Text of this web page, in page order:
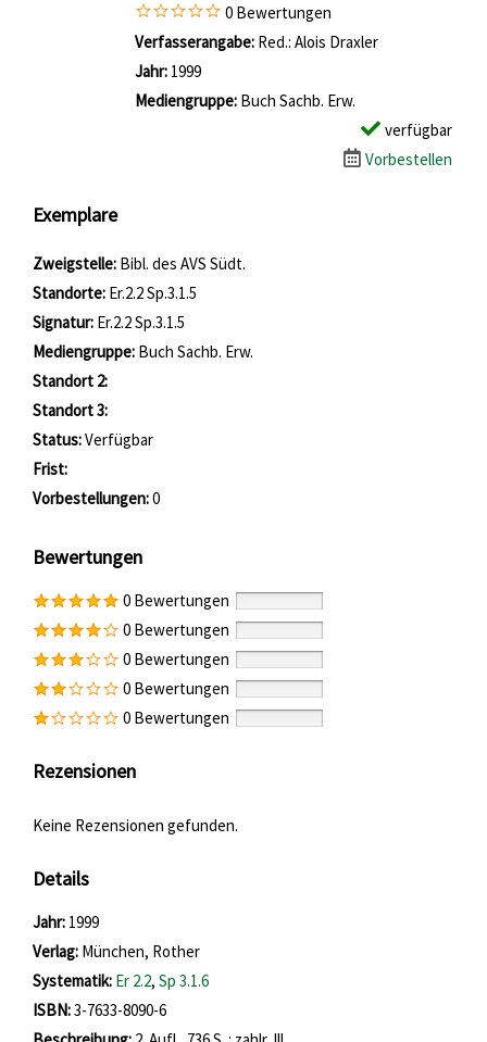
0 Bewertungen
Suche nach diesem Verfasser
Verfasserangabe: Red.: Alois Draxler
Jahr: 1999
Mediengruppe: Buch Sachb. Erw.
verfügbar
Vorbestellen
Exemplare
Zweigstelle: Bibl. des AVS Südt.
Standorte: Er.2.2 Sp.3.1.5
Signatur: Er.2.2 Sp.3.1.5
Mediengruppe: Buch Sachb. Erw.
Standort 2:
Standort 3:
Status:Verfügbar
Frist:
Vorbestellungen:0
Bewertungen
0 Bewertungen
0 Bewertungen
0 Bewertungen
0 Bewertungen
0 Bewertungen
Rezensionen
Keine Rezensionen gefunden.
Details
Suche nach diesem Verfasser
Jahr: 1999
Verlag: München, Rother
opens in new tab
Diesen Link in neuem Tab öffnen
Systematik: Suche nach dieser Systematik
Er 2.2, Sp 3.1.6
Suche nach diesem Interessenskreis
ISBN:3-7633-8090-6